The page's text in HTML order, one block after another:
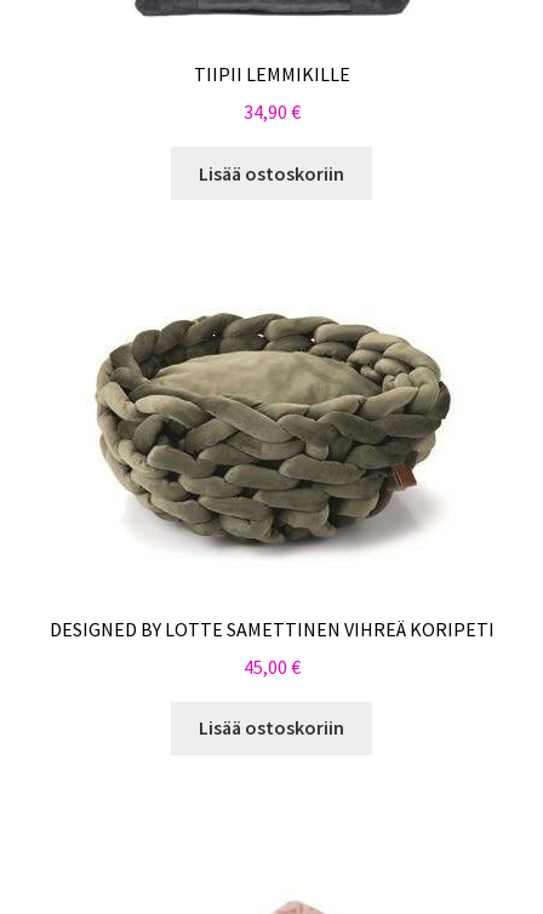
TIIPII LEMMIKILLE
34,90 €
Lisää ostoskoriin
DESIGNED BY LOTTE SAMETTINEN VIHREÄ KORIPETI
45,00 €
Lisää ostoskoriin